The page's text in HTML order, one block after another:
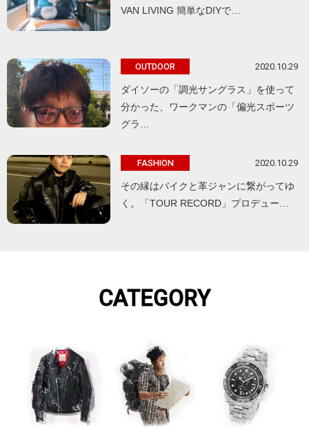
VAN LIVING 簡単なDIYで…
OUTDOOR 2020.10.29
ダイソーの「調光サングラス」を使って
分かった、ワークマンの「偏光スポーツ
グラ…
FASHION 2020.10.29
その縁はバイクと革ジャンに繋がってゆ
く。「TOUR RECORD」プロデュー…
CATEGORY